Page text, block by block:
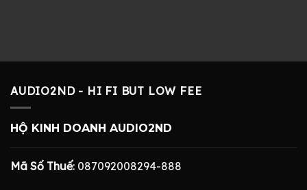
AUDIO2ND - HI FI BUT LOW FEE
HỘ KINH DOANH AUDIO2ND
Mã Số Thuế: 087092008294-888